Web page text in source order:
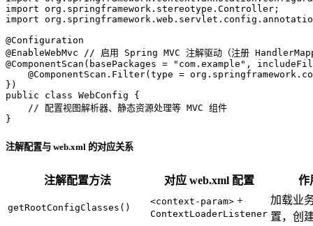
import
import
@Configuration
@EnableWebMvc
// 启用 Spring MVC 注解驱动（注册
@ComponentScan(basePackages = "com.example",
@ComponentScan.Filter(type =
})
public
class WebConfig {
// 配置视图解析器、静态资源处理等 MVC 组件
}
注解配置与 web.xml 的对应关系
注解配置方法 对应 web.xml 配置 作
getRootConfigClasses()
<context-param> +
ContextLoaderListener
加载业
置，创